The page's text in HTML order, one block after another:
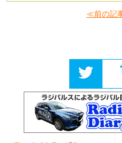
≪前の記